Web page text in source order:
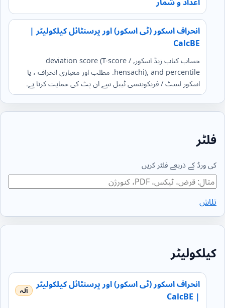
انحراف اسکور (ٹی اسکور) اور پرسنٹائل کیلکولیٹر |
CalcBE
حساب کتاب زیڈ اسکور, deviation score (T-score /
hensachi), and percentile. مطلب اور معیاری انحراف ، یا
اسکور لسٹ / فریکوینسی ٹیبل سے ان پٹ کی حمایت کرتا ہے۔
فلٹر
کی ورڈ کے ذریعے فلٹر کریں
تلاش
کیلکولیٹر
انحراف اسکور (ٹی اسکور) اور پرسنٹائل کیلکولیٹر
| CalcBE